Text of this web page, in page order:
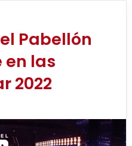
Pabellón
en las
2022